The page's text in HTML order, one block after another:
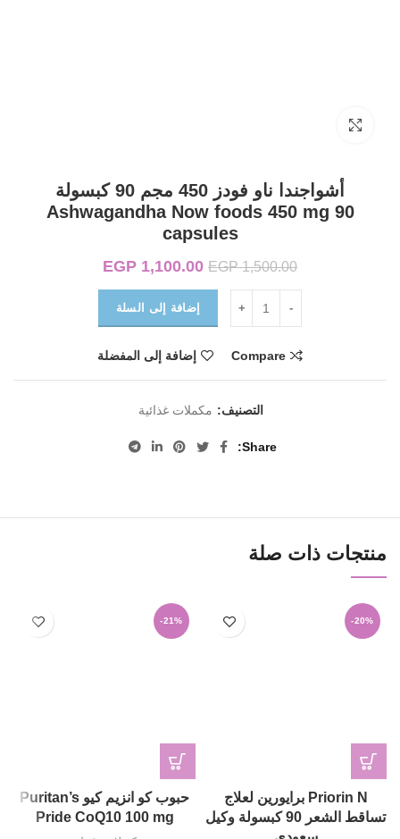
أشواجندا ناو فودز 450 مجم 90 كبسولة
Ashwagandha Now foods 450 mg 90
capsules
EGP1,500.00
السعر الأصلي هو:
EGP 1,500.00.
EGP 1,100.00
إضافة إلى السلة
Compare إضافة إلى المفضلة
التصنيف: مكملات غذائية
Share
منتجات ذات صلة
-20%
Priorin N برايورين لعلاج
تساقط الشعر 90 كبسولة وكيل
-21%
حبوب كو انزيم كيو Puritan’s
Pride CoQ10 100 mg